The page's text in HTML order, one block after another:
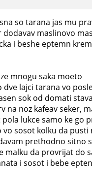
so tarana jas mu
maslinovo
i beshe eptemn
mnogu saka moeto
dve lajci tarana vo
sok od domati
na noz kafeav seker,
lukce samo ke go
vo sosot kolku da pusti
prethodno sitno
malku da provrijat do
i sosot i bebe